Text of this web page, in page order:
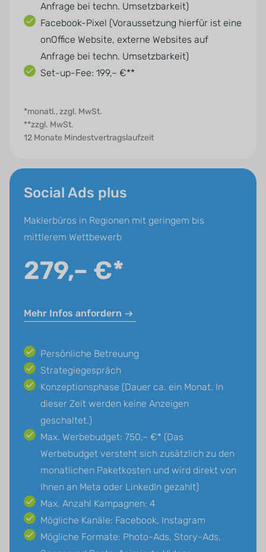
Anfrage bei techn. Umsetzbarkeit)
Facebook-Pixel (Voraussetzung hierfür ist eine
onOffice Website, externe Websites auf
Anfrage bei techn. Umsetzbarkeit)
Set-up-Fee: 199,– €**
*monatl., zzgl. MwSt.
**zzgl. MwSt.
12 Monate Mindestvertragslaufzeit
Social Ads plus
Maklerbüros in Regionen mit geringem bis
mittlerem Wettbewerb
279,– €*
Mehr Infos anfordern
Persönliche Betreuung
Strategiegespräch
Konzeptionsphase (Dauer ca. ein Monat. In
dieser Zeit werden keine Anzeigen
geschaltet.)
Max. Werbebudget: 750,– €* (Das
Werbebudget versteht sich zusätzlich zu den
monatlichen Paketkosten und wird direkt von
Ihnen an Meta oder LinkedIn gezahlt)
Max. Anzahl Kampagnen: 4
Mögliche Kanäle: Facebook, Instagram
Mögliche Formate: Photo-Ads, Story-Ads,